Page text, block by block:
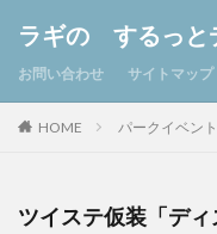
ラギの するっと
お問い合わせ サイトマップ
HOME パークイベント
ツイステ仮装「ディ